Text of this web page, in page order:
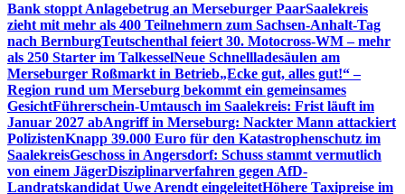
Bank stoppt Anlagebetrug an Merseburger PaarSaalekreis
zieht mit mehr als 400 Teilnehmern zum Sachsen-Anhalt-Tag
nach BernburgTeutschenthal feiert 30. Motocross-WM – mehr
als 250 Starter im TalkesselNeue Schnellladesäulen am
Merseburger Roßmarkt in Betrieb„Ecke gut, alles gut!“ –
Region rund um Merseburg bekommt ein gemeinsames
GesichtFührerschein-Umtausch im Saalekreis: Frist läuft im
Januar 2027 abAngriff in Merseburg: Nackter Mann attackiert
PolizistenKnapp 39.000 Euro für den Katastrophenschutz im
SaalekreisGeschoss in Angersdorf: Schuss stammt vermutlich
von einem JägerDisziplinarverfahren gegen AfD-
Landratskandidat Uwe Arendt eingeleitetHöhere Taxipreise im